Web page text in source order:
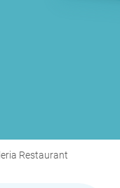
Restaurant